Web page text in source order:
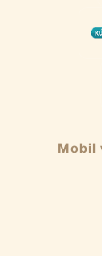
Mobil